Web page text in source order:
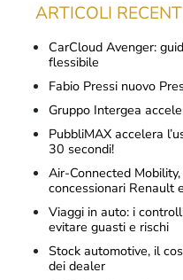
ARTICOLI
CarCloud Avenger:
flessibile
Fabio Pressi nuovo
Gruppo Intergea
PubbliMAX accelera
30 secondi!
Air-Connected
concessionari Renault
Viaggi in auto: i
evitare guasti e rischi
Stock automotive, il
dei dealer